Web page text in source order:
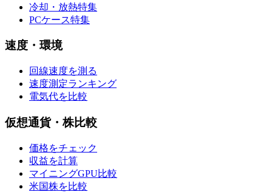
冷却・放熱特集
PCケース特集
速度・環境
回線速度を測る
速度測定ランキング
電気代を比較
仮想通貨・株比較
価格をチェック
収益を計算
マイニングGPU比較
米国株を比較